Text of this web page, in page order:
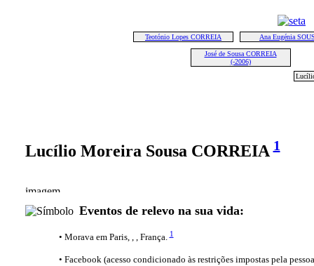
Teotónio Lopes CORREIA Ana Eugénia
José de Sousa CORREIA
(-2006)
Lucílio Moreira Sousa CORREIA1
Eventos de relevo na sua vida:
• Morava em Paris, , , França.1
• Facebook (acesso condicionado às restrições impostas pela